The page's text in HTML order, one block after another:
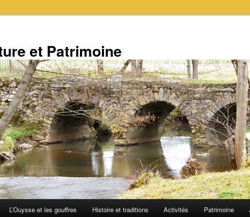
et Patrimoine
L’Ouysse et les gouffres Histoire et traditions Activités Patrimoine